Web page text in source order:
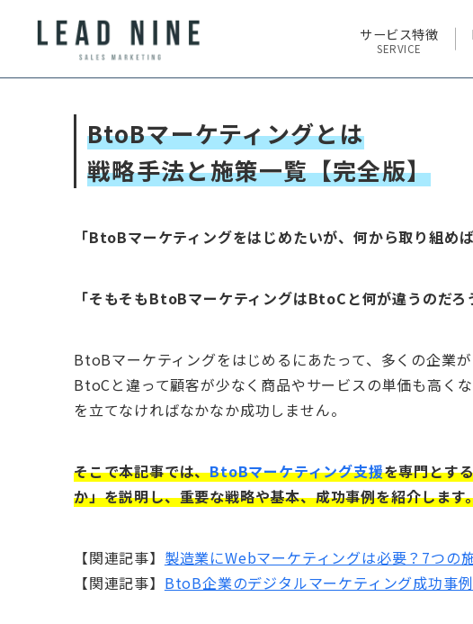
サービス特徴
SERVICE
BtoBマーケティングとは
戦略手法と施策一覧【完全版】
「BtoBマーケティングをはじめたいが、何から取り組め
「そもそもBtoBマーケティングはBtoCと何が違うのだろ
BtoBマーケティングをはじめるにあたって、多くの企業
BtoCと違って顧客が少なく商品やサービスの単価も高く
を立てなければなかなか成功しません。
そこで本記事では、BtoBマーケティング支援を専門とす
か」を説明し、重要な戦略や基本、成功事例を紹介します
【関連記事】 製造業にWebマーケティングは必要？7つの
【関連記事】 BtoB企業のデジタルマーケティング成功事